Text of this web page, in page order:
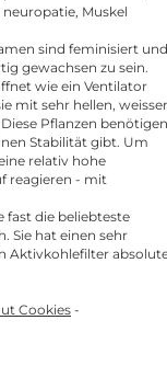
Muskel
sind feminisiert und
gewachsen zu sein.
wie ein Ventilator
mit sehr hellen,
Pflanzen benötigen
Stabilität gibt. Um
relativ hohe
reagieren - mit
fast die beliebteste
Sie hat einen sehr
Aktivkohlefilter
Cookies -